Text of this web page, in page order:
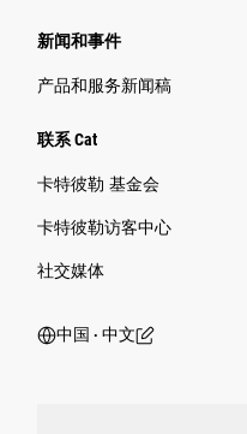
新闻和事件
产品和服务新闻稿
联系 Cat
卡特彼勒 基金会
卡特彼勒访客中心
社交媒体
中国 ‧ 中文